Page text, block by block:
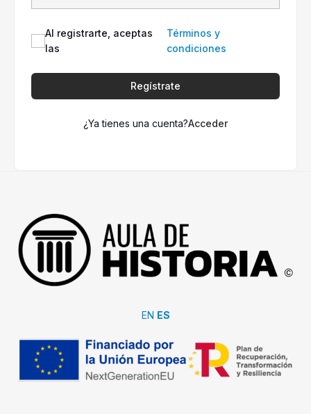
Al registrarte, aceptas
las
Términos y
condiciones
Regístrate
¿Ya tienes una cuenta?Acceder
EN ES